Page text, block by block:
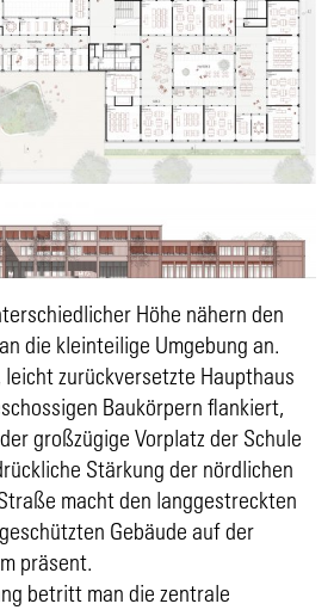
Höhe nähern den
die kleinteilige Umgebung an.
zurückversetzte Haupthaus
Baukörpern flankiert,
großzügige Vorplatz der Schule
Stärkung der nördlichen
macht den langgestreckten
Gebäude auf der
präsent.
betritt man die zentrale